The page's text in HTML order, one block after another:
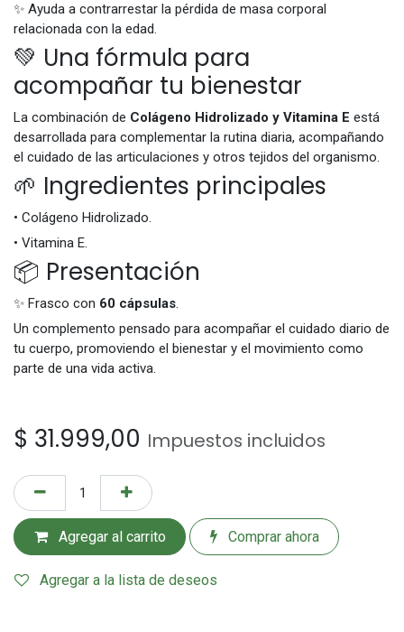
✨ Ayuda a contrarrestar la pérdida de masa corporal
relacionada con la edad.
💚 Una fórmula para
acompañar tu bienestar
La combinación de Colágeno Hidrolizado y Vitamina E está
desarrollada para complementar la rutina diaria, acompañando
el cuidado de las articulaciones y otros tejidos del organismo.
🌱 Ingredientes principales
• Colágeno Hidrolizado.
• Vitamina E.
📦 Presentación
✨ Frasco con 60 cápsulas.
Un complemento pensado para acompañar el cuidado diario de
tu cuerpo, promoviendo el bienestar y el movimiento como
parte de una vida activa.
$ 31.999,00 Impuestos incluidos
Agregar al carrito Comprar ahora
Agregar a la lista de deseos